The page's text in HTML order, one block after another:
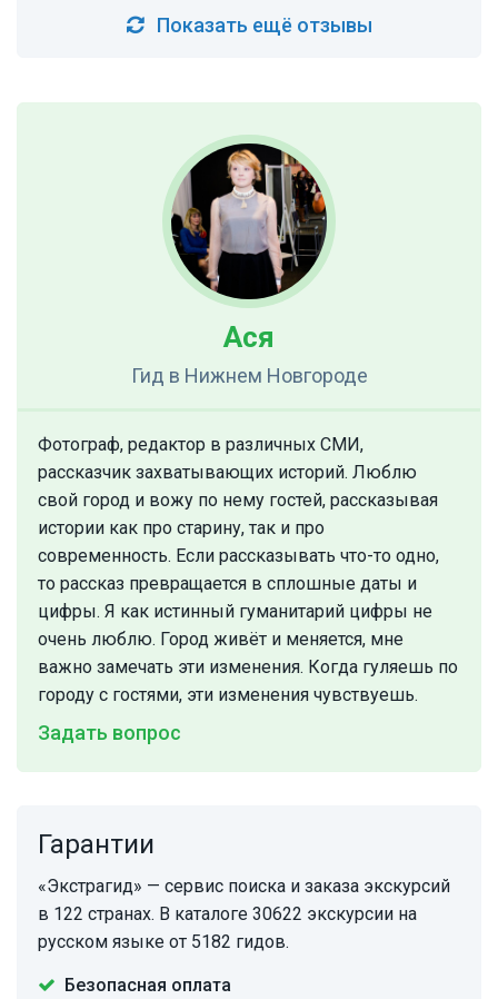
Показать ещё отзывы
Ася
Гид в Нижнем Новгороде
Фотограф, редактор в различных СМИ,
рассказчик захватывающих историй. Люблю
свой город и вожу по нему гостей, рассказывая
истории как про старину, так и про
современность. Если рассказывать что-то одно,
то рассказ превращается в сплошные даты и
цифры. Я как истинный гуманитарий цифры не
очень люблю. Город живёт и меняется, мне
важно замечать эти изменения. Когда гуляешь по
городу с гостями, эти изменения чувствуешь.
Задать вопрос
Гарантии
«Экстрагид» — сервис поиска и заказа экскурсий
в 122 странах. В каталоге 30622 экскурсии на
русском языке от 5182 гидов.
Безопасная оплата